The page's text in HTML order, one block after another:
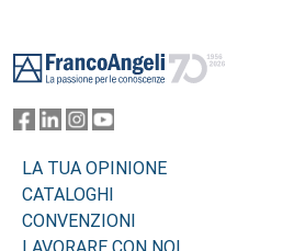
LA TUA OPINIONE
CATALOGHI
CONVENZIONI